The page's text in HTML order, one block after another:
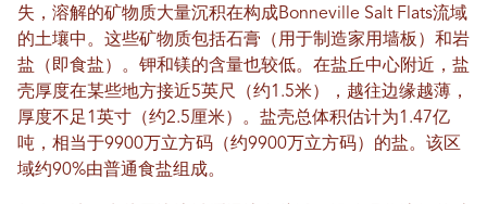
失，溶解的矿物质大量沉积在构成Bonneville Salt Flats流域
的土壤中。这些矿物质包括石膏（用于制造家用墙板）和岩
盐（即食盐）。钾和镁的含量也较低。在盐丘中心附近，盐
壳厚度在某些地方接近5英尺（约1.5米），越往边缘越薄，
厚度不足1英寸（约2.5厘米）。盐壳总体积估计为1.47亿
吨，相当于9900万立方码（约9900万立方码）的盐。该区
域约90%由普通食盐组成。